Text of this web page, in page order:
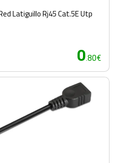
Latiguillo Rj45 Cat.5E Utp
0.80€